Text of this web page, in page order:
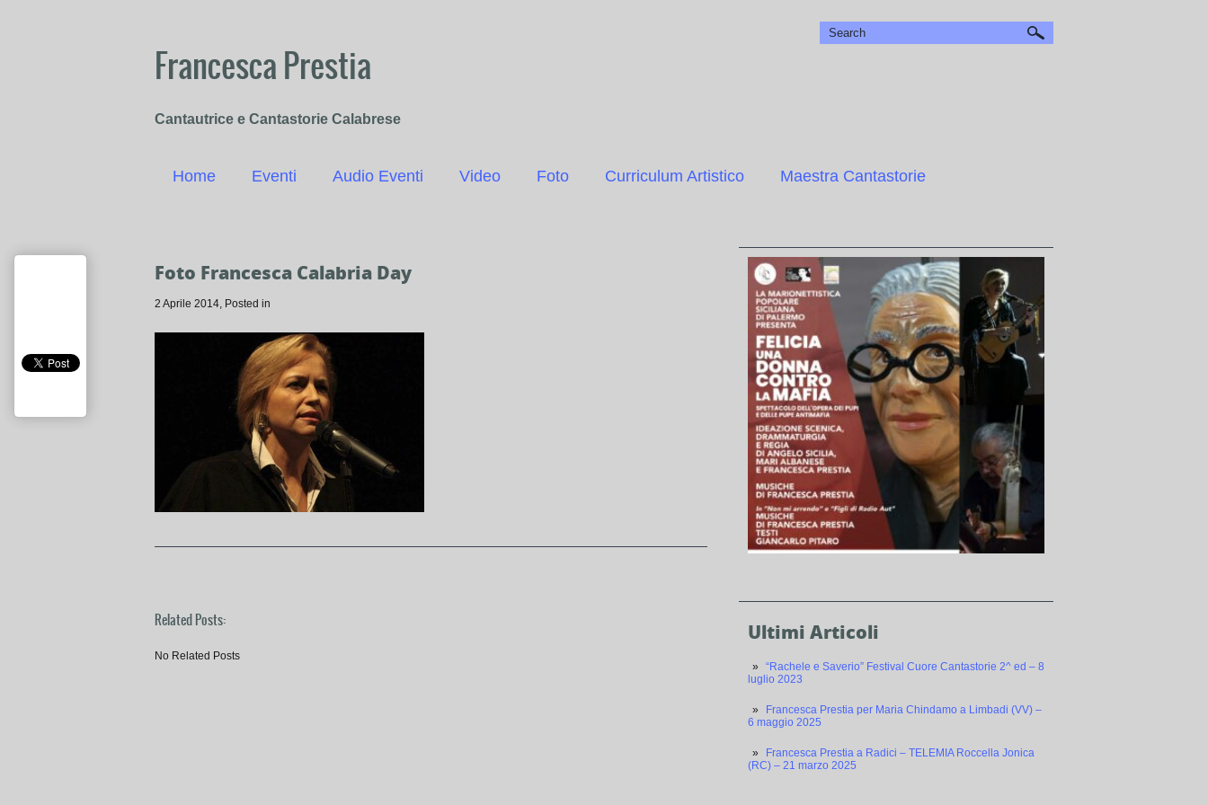
Francesca Prestia
Cantautrice e Cantastorie Calabrese
Home Eventi Audio Eventi Video Foto Curriculum Artistico Maestra Cantastorie
Ultimi Articoli
“Rachele e Saverio” Festival Cuore Cantastorie 2^ ed – 8
luglio 2023
Francesca Prestia per Maria Chindamo a Limbadi (VV) –
6 maggio 2025
Francesca Prestia a Radici – TELEMIA Roccella Jonica
(RC) – 21 marzo 2025
Foto Francesca Calabria Day
2 Aprile 2014, Posted in
Related Posts:
No Related Posts